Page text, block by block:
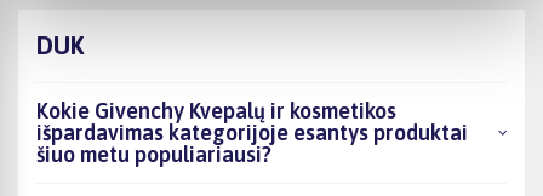
DUK
Kokie Givenchy Kvepalų ir kosmetikos
išpardavimas kategorijoje esantys produktai
šiuo metu populiariausi?